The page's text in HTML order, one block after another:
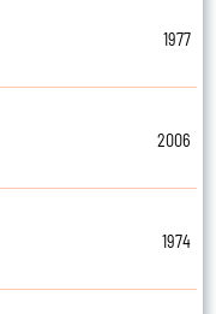
1977
2006
1974